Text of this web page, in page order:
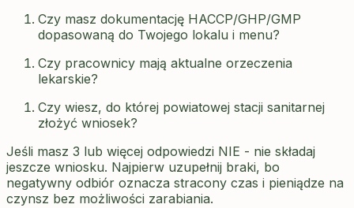
Czy masz dokumentację HACCP/GHP/GMP
dopasowaną do Twojego lokalu i menu?
Czy pracownicy mają aktualne orzeczenia
lekarskie?
Czy wiesz, do której powiatowej stacji sanitarnej
złożyć wniosek?
Jeśli masz 3 lub więcej odpowiedzi NIE - nie składaj
jeszcze wniosku. Najpierw uzupełnij braki, bo
negatywny odbiór oznacza stracony czas i pieniądze na
czynsz bez możliwości zarabiania.